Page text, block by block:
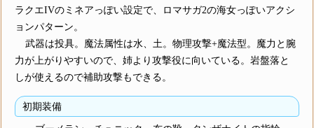
ラクエIVのミネアっぽい設定で、ロマサガ2の海女っぽいアクシ
ョンパターン。
武器は投具。魔法属性は水、土。物理攻撃+魔法型。魔力と腕
力が上がりやすいので、姉より攻撃役に向いている。岩盤落と
しが使えるので補助攻撃もできる。
初期装備